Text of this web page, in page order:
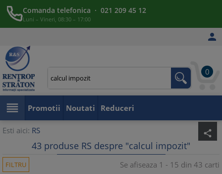
Comanda telefonica · 021 209 45 12
Luni – Vineri, 08:30 – 17:00

0
 Promotii Noutati Reduceri
Esti aici: RS share
43 produse RS despre "calcul impozit"
FILTRU Se afiseaza 1 - 15 din 43 carti